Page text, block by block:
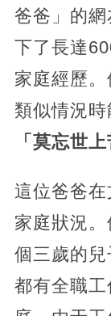
爸爸」的
下了長達
家庭經歷
類似情況
「莫忘世上
這位爸爸
家庭狀況
個三歲的
都有全職